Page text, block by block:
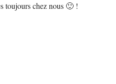
toujours chez nous 🙂 !